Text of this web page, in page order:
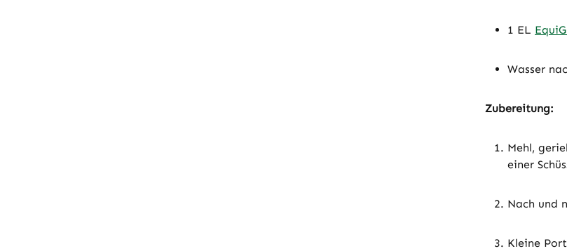
1 EL
Wasser
Zubereitung:
Mehl,
einer
Nach und
Kleine